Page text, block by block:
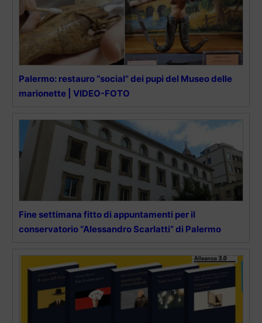
Palermo: restauro “social” dei pupi del Museo delle
marionette | VIDEO-FOTO
Fine settimana fitto di appuntamenti per il
conservatorio “Alessandro Scarlatti” di Palermo